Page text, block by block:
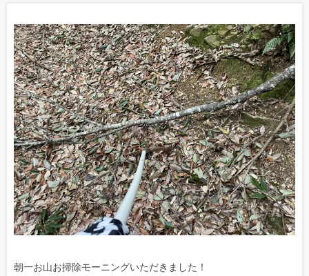
朝一お山お掃除モーニングいただきました！